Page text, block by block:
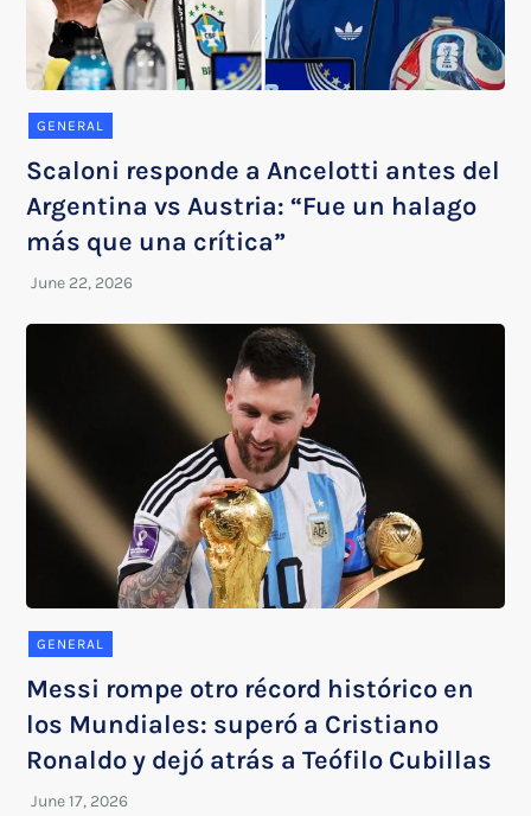
GENERAL
Scaloni responde a Ancelotti antes del
Argentina vs Austria: “Fue un halago
más que una crítica”
GENERAL
Messi rompe otro récord histórico en
los Mundiales: superó a Cristiano
Ronaldo y dejó atrás a Teófilo Cubillas